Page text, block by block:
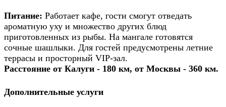
Питание: Работает кафе, гости смогут отведать
ароматную уху и множество других блюд
приготовленных из рыбы. На мангале готовятся
сочные шашлыки. Для гостей предусмотрены летние
террасы и просторный VIP-зал.
Расстояние от Калуги - 180 км, от Москвы - 360 км.
Дополнительные услуги